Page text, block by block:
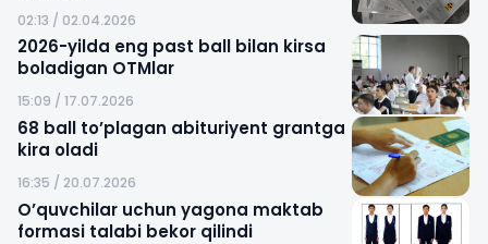
02:13 / 02.04.2026
2026-yilda eng past ball bilan kirsa
boladigan OTMlar
15:09 / 17.07.2026
68 ball to’plagan abituriyent grantga
kira oladi
16:35 / 20.07.2026
O’quvchilar uchun yagona maktab
formasi talabi bekor qilindi